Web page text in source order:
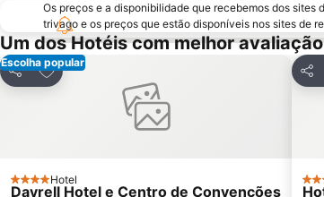
Os preços e a disponibilidade que recebemos dos
trivago e os preços que estão disponíveis nos sites de
Um dos Hotéis com melhor
Escolha popular
Partilhar
Adicionar aos favoritos
4 Estrelas
Hotel
Dayrell Hotel e Centro de Convenções 3